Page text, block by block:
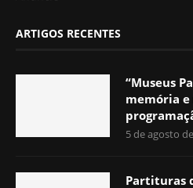
ARTIGOS RECENTES
“Museus
memória
5 de agosto
Partituras